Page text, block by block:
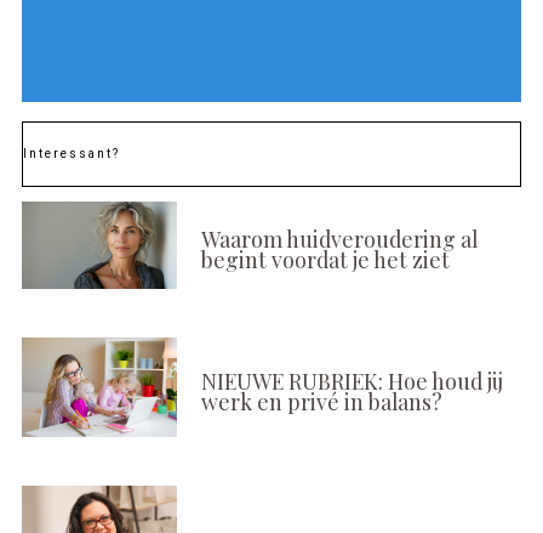
Interessant?
Waarom huidveroudering al
begint voordat je het ziet
NIEUWE RUBRIEK: Hoe houd jij
werk en privé in balans?